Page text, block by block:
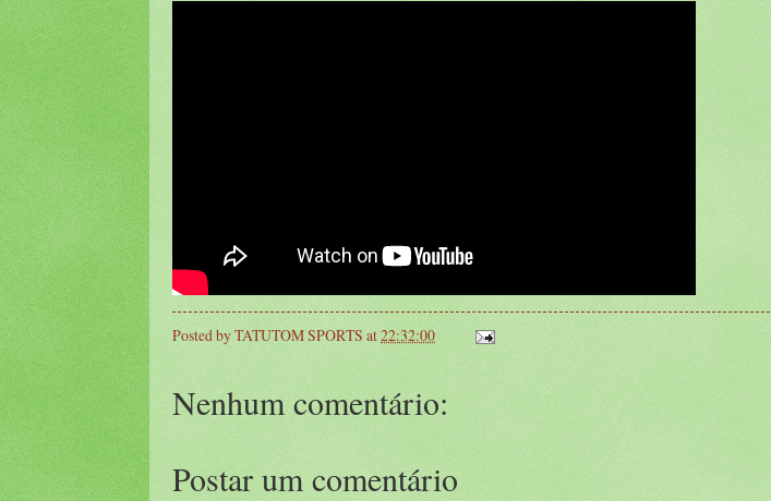
Posted byTATUTOM SPORTS at22:32:00
Nenhum comentário:
Postar um comentário